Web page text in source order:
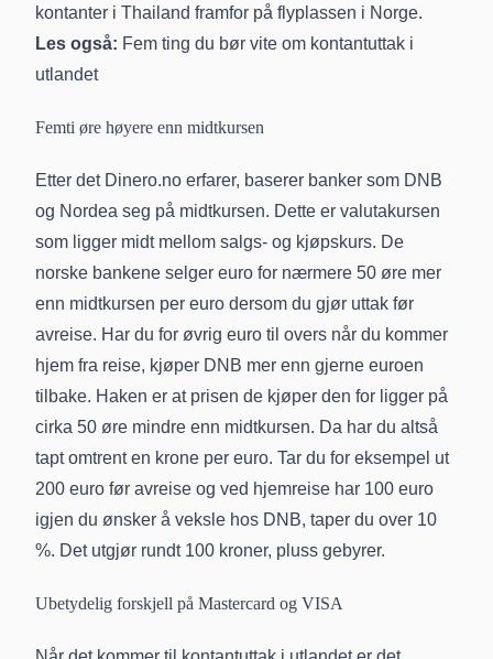
kontanter i Thailand framfor på flyplassen i Norge.
Les også: Fem ting du bør vite om kontantuttak i
utlandet
Femti øre høyere enn midtkursen
Etter det Dinero.no erfarer, baserer banker som DNB
og Nordea seg på midtkursen. Dette er valutakursen
som ligger midt mellom salgs- og kjøpskurs. De
norske bankene selger euro for nærmere 50 øre mer
enn midtkursen per euro dersom du gjør uttak før
avreise. Har du for øvrig euro til overs når du kommer
hjem fra reise, kjøper DNB mer enn gjerne euroen
tilbake. Haken er at prisen de kjøper den for ligger på
cirka 50 øre mindre enn midtkursen. Da har du altså
tapt omtrent en krone per euro. Tar du for eksempel ut
200 euro før avreise og ved hjemreise har 100 euro
igjen du ønsker å veksle hos DNB, taper du over 10
%. Det utgjør rundt 100 kroner, pluss gebyrer.
Ubetydelig forskjell på Mastercard og VISA